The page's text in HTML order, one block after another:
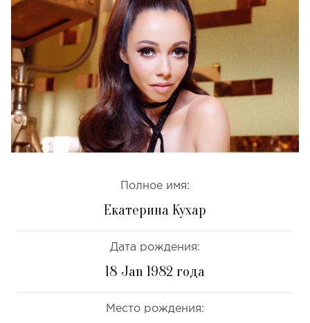
Полное имя:
Екатерина Кухар
Дата рождения:
18 Jan 1982 года
Место рождения: